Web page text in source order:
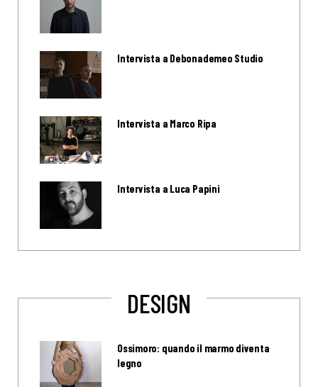
Intervista a Debonademeo Studio
Intervista a Marco Ripa
Intervista a Luca Papini
DESIGN
Ossimoro: quando il marmo diventa
legno